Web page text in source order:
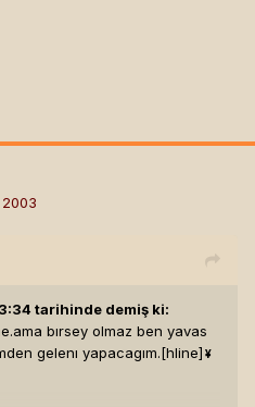
tarihinde demiş ki:
bırsey olmaz ben yavas
gelenı yapacagım.[hline] ¥